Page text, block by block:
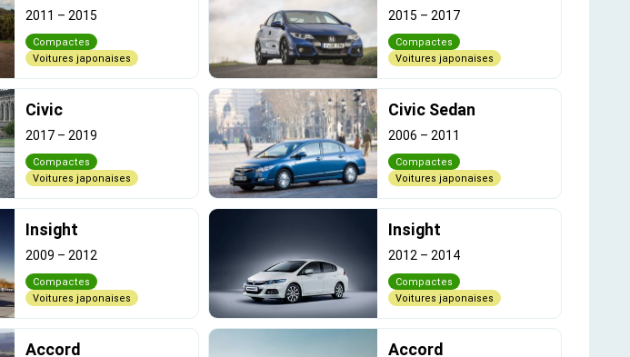
2011 – 2015
Compactes
Voitures japonaises
2015 – 2017
Compactes
Voitures japonaises
Civic
2017 – 2019
Compactes
Voitures japonaises
Civic Sedan
2006 – 2011
Compactes
Voitures japonaises
Insight
2009 – 2012
Compactes
Voitures japonaises
Insight
2012 – 2014
Compactes
Voitures japonaises
Accord Accord